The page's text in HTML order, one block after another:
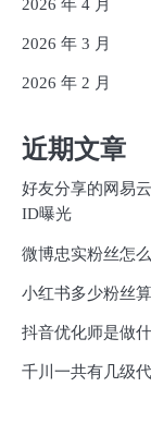
2026 年 4 月
2026 年 3 月
2026 年 2 月
近期文章
好友分享的网易
ID曝光
微博忠实粉丝怎
小红书多少粉丝
抖音优化师是做
千川一共有几级